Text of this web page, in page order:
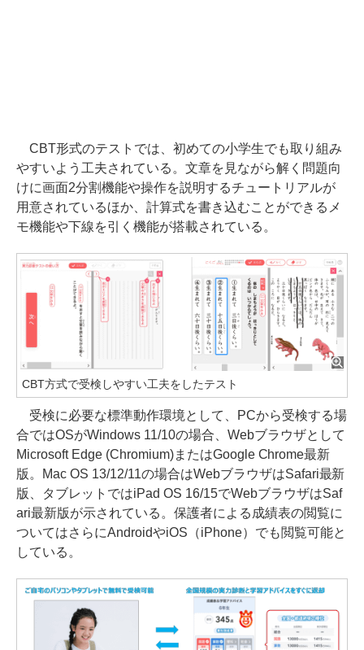
CBT形式のテストでは、初めての小学生でも取り組み
やすいよう工夫されている。文章を見ながら解く問題向
けに画面2分割機能や操作を説明するチュートリアルが
用意されているほか、計算式を書き込むことができるメ
モ機能や下線を引く機能が搭載されている。
CBT方式で受検しやすい工夫をしたテスト
受検に必要な標準動作環境として、PCから受検する場
合ではOSがWindows 11/10の場合、Webブラウザとして
Microsoft Edge (Chromium)またはGoogle Chrome最新
版。Mac OS 13/12/11の場合はWebブラウザはSafari最新
版、タブレットではiPad OS 16/15でWebブラウザはSaf
ari最新版が示されている。保護者による成績表の閲覧に
ついてはさらにAndroidやiOS（iPhone）でも閲覧可能と
している。